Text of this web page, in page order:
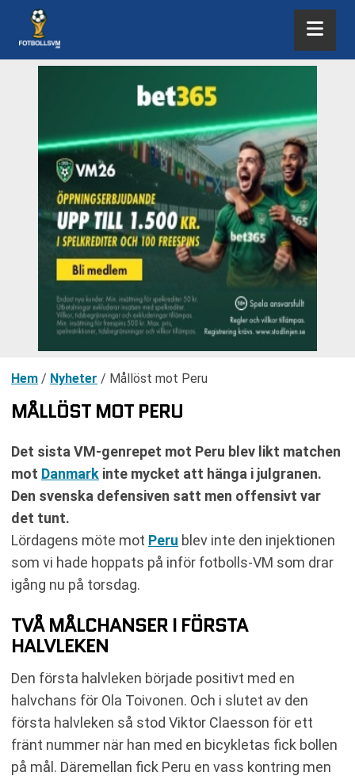
Hem / Nyheter / Mållöst mot Peru
MÅLLÖST MOT PERU
Det sista VM-genrepet mot Peru blev likt matchen
mot Danmark inte mycket att hänga i julgranen.
Den svenska defensiven satt men offensivt var
det tunt.
Lördagens möte mot Peru blev inte den injektionen
som vi hade hoppats på inför fotbolls-VM som drar
igång nu på torsdag.
TVÅ MÅLCHANSER I FÖRSTA
HALVLEKEN
Den första halvleken började positivt med en
halvchans för Ola Toivonen. Och i slutet av den
första halvleken så stod Viktor Claesson för ett
fränt nummer när han med en bicykletas fick bollen
på mål. Däremellan fick Peru en vass kontring men